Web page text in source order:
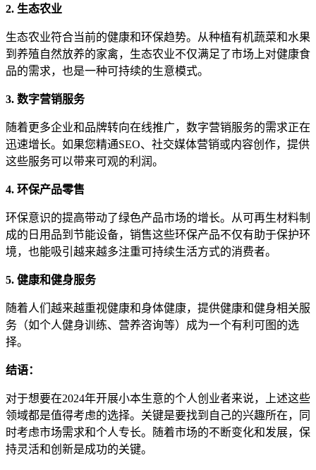
2. 生态农业
生态农业符合当前的健康和环保趋势。从种植有机蔬菜和水果
到养殖自然放养的家禽，生态农业不仅满足了市场上对健康食
品的需求，也是一种可持续的生意模式。
3. 数字营销服务
随着更多企业和品牌转向在线推广，数字营销服务的需求正在
迅速增长。如果您精通SEO、社交媒体营销或内容创作，提供
这些服务可以带来可观的利润。
4. 环保产品零售
环保意识的提高带动了绿色产品市场的增长。从可再生材料制
成的日用品到节能设备，销售这些环保产品不仅有助于保护环
境，也能吸引越来越多注重可持续生活方式的消费者。
5. 健康和健身服务
随着人们越来越重视健康和身体健康，提供健康和健身相关服
务（如个人健身训练、营养咨询等）成为一个有利可图的选
择。
结语：
对于想要在2024年开展小本生意的个人创业者来说，上述这些
领域都是值得考虑的选择。关键是要找到自己的兴趣所在，同
时考虑市场需求和个人专长。随着市场的不断变化和发展，保
持灵活和创新是成功的关键。